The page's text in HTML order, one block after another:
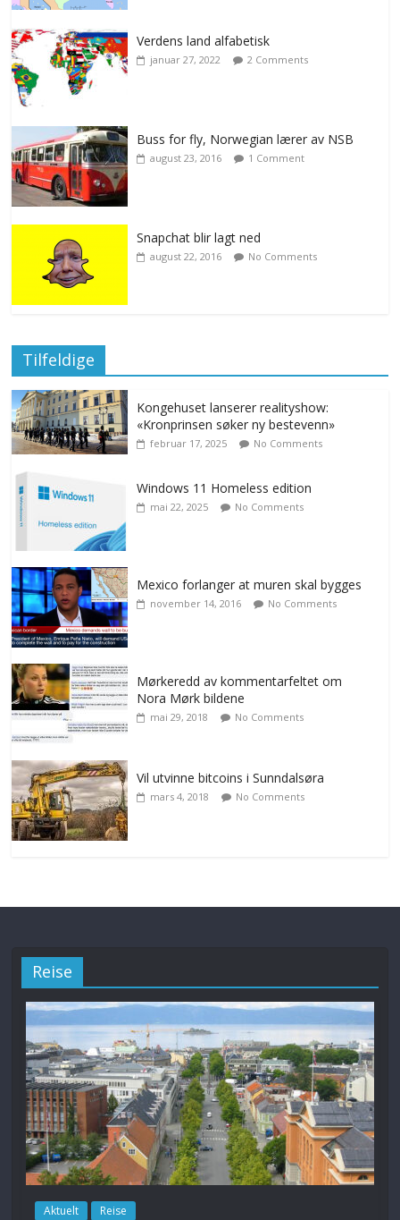
Verdens land alfabetisk
januar 27, 2022 2 Comments
Buss for fly, Norwegian lærer av NSB
august 23, 2016 1 Comment
Snapchat blir lagt ned
august 22, 2016 No Comments
Tilfeldige
Kongehuset lanserer realityshow:
«Kronprinsen søker ny bestevenn»
februar 17, 2025 No Comments
Windows 11 Homeless edition
mai 22, 2025 No Comments
Mexico forlanger at muren skal bygges
november 14, 2016 No Comments
Mørkeredd av kommentarfeltet om
Nora Mørk bildene
mai 29, 2018 No Comments
Vil utvinne bitcoins i Sunndalsøra
mars 4, 2018 No Comments
Reise
Aktuelt Reise